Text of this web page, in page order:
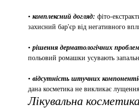
• комплексний догляд: фіто-
захисний бар'єр від негативного
• рішення дерматологічних
польовий ромашки усувають
• відсутність штучних
дана косметика не викликає
Лікувальна